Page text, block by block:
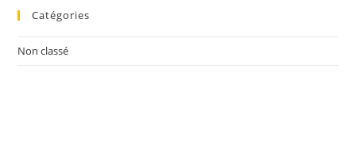
Catégories
Non classé